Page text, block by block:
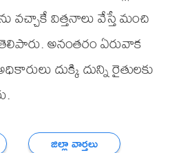
వచ్చాకే విత్తనాలు వేస్తే మంచి
అనంతరం ఏరువాక
దుక్కి దున్ని రైతులకు
జిల్లా వార్తలు